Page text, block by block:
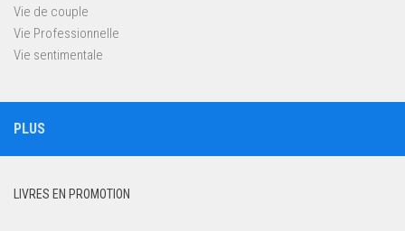
Vie de couple
Vie Professionnelle
Vie sentimentale
PLUS
LIVRES EN PROMOTION